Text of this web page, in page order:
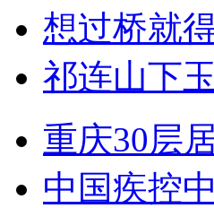
想过桥就
祁连山下
重庆30层
中国疾控